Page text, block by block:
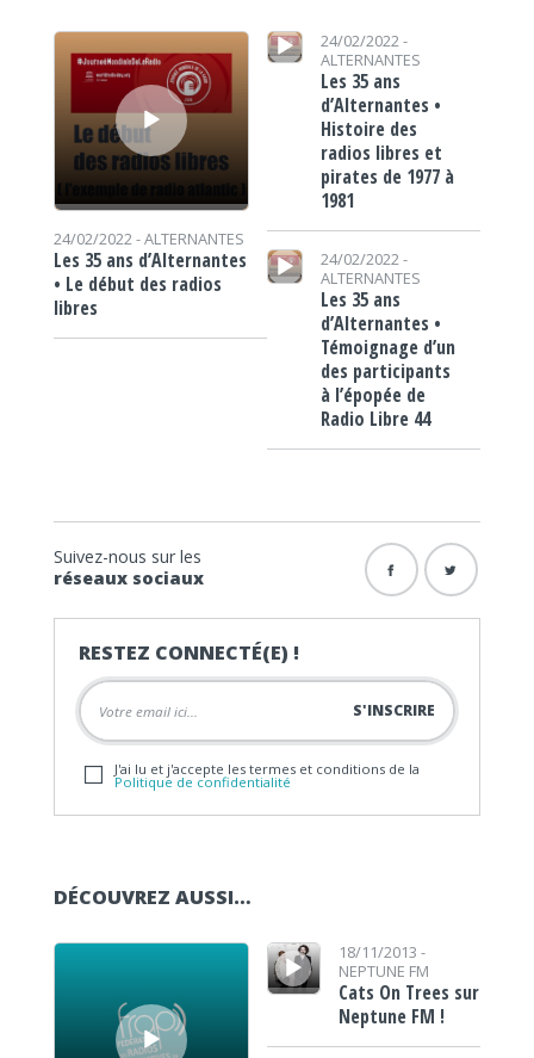
Lecteur audio
24/02/2022 -ALTERNANTES
Les 35 ans d’Alternantes
• Le début des radios
libres
Lecteur audio
24/02/2022 -
ALTERNANTES
Les 35 ans
d’Alternantes •
Histoire des
radios libres et
pirates de 1977 à
1981
Lecteur audio
24/02/2022 -
ALTERNANTES
Les 35 ans
d’Alternantes •
Témoignage d’un
des participants
à l’épopée de
Radio Libre 44
Suivez-nous sur les
réseaux sociaux
RESTEZ CONNECTÉ(E) !
J'ai lu et j'accepte les termes et conditions de la
Politique de confidentialité
DÉCOUVREZ AUSSI…
Lecteur audio
Lecteur audio18/11/2013 -
NEPTUNE FM
Cats On Trees sur
Neptune FM !